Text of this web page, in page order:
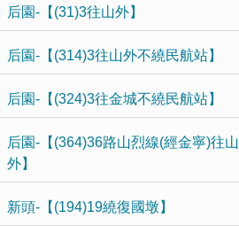
后園-【(31)3往山外】
后園-【(314)3往山外不繞民航站】
后園-【(324)3往金城不繞民航站】
后園-【(364)36路山烈線(經金寧)往山
外】
新頭-【(194)19繞復國墩】